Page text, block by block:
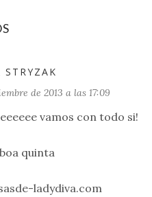
STRYZAK
de 2013 a las 17:09
vamos con todo si!
quinta
ladydiva.com